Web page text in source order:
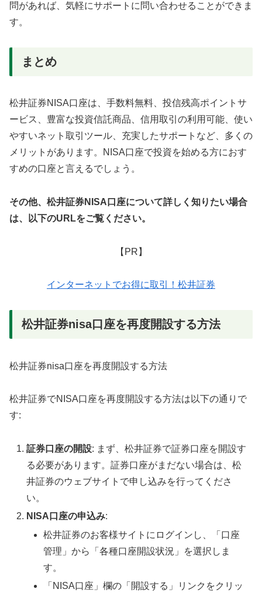
問があれば、気軽にサポートに問い合わせることができま
す。
まとめ
松井証券NISA口座は、手数料無料、投信残高ポイントサ
ービス、豊富な投資信託商品、信用取引の利用可能、使い
やすいネット取引ツール、充実したサポートなど、多くの
メリットがあります。NISA口座で投資を始める方におす
すめの口座と言えるでしょう。
その他、松井証券NISA口座について詳しく知りたい場合
は、以下のURLをご覧ください。
【PR】
インターネットでお得に取引！松井証券
松井証券nisa口座を再度開設する方法
松井証券nisa口座を再度開設する方法
松井証券でNISA口座を再度開設する方法は以下の通りで
す:
証券口座の開設: まず、松井証券で証券口座を開設す
る必要があります。証券口座がまだない場合は、松
井証券のウェブサイトで申し込みを行ってくださ
い。
NISA口座の申込み:
松井証券のお客様サイトにログインし、「口座
管理」から「各種口座開設状況」を選択しま
す。
「NISA口座」欄の「開設する」リンクをクリッ